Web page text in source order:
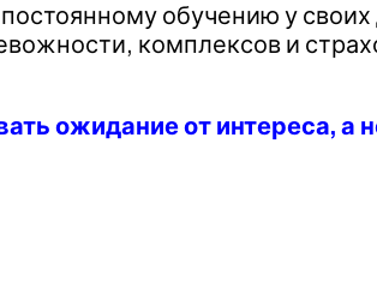
обучению у своих
комплексов и
ожидание от интереса, а